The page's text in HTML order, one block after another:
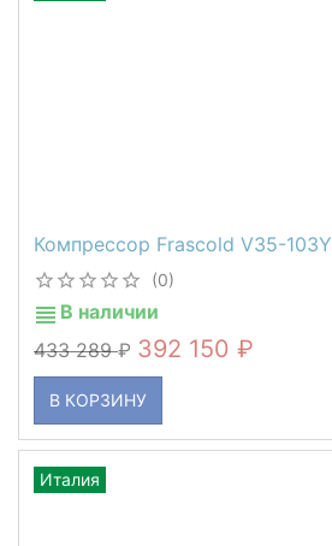
Компрессор Frascold V35-103Y
(0)
В наличии
433 289
392 150
В КОРЗИНУ
Италия